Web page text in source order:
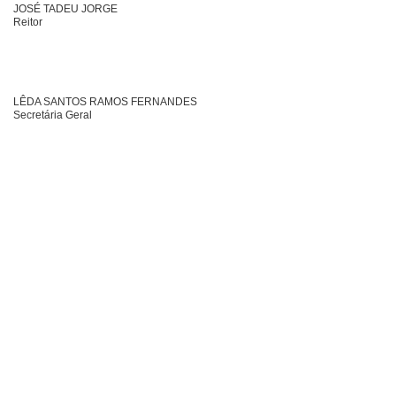
JOSÉ TADEU JORGE
Reitor
LÊDA SANTOS RAMOS FERNANDES
Secretária Geral